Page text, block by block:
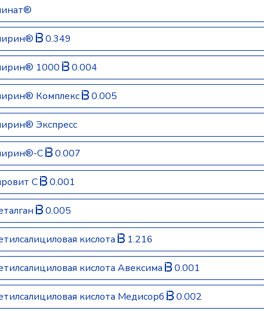
0.349
1000 0.004
Комплекс 0.005
Экспресс
C 0.007
С 0.001
0.005
кислота 1.216
кислота Авексима 0.001
кислота Медисорб 0.002